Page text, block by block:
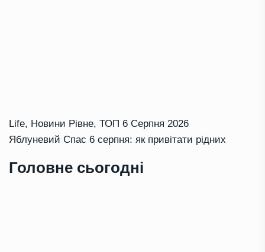
Life, Новини Рівне, ТОП 6 Серпня 2026
Яблуневий Спас 6 серпня: як привітати рідних
Головне сьогодні